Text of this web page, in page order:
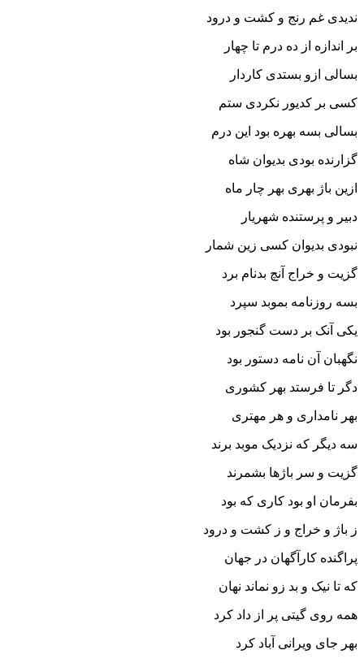
ندیدى غم رنج و کشت و درود
بر اندازه از ده درم تا چهار
بسالى ازو بستدى کاردار
کسى بر کدیور نکردى ستم
بسالى بسه بهره بود این درم‏
گزارنده بودى بدیوان شاه
ازین باژ بهرى بهر چار ماه‏
دبیر و پرستنده شهریار
نبودى بدیوان کسى زین شمار
گزیت و خراج آنچ بدنام برد
بسه روزنامه بموبد سپرد
یکى آنک بر دست گنجور بود
نگهبان آن نامه دستور بود
دگر تا فرستد بهر کشورى
بهر نامدارى و هر مهترى‏
سه دیگر که نزدیک موبد برند
گزیت و سر باژها بشمرند
بفرمان او بود کارى که بود
ز باژ و خراج و ز کشت و درود
پراگنده کارآگهان در جهان
که تا نیک و بد زو نماند نهان‏
همه روى گیتى پر از داد کرد
بهر جاى ویرانى آباد کرد